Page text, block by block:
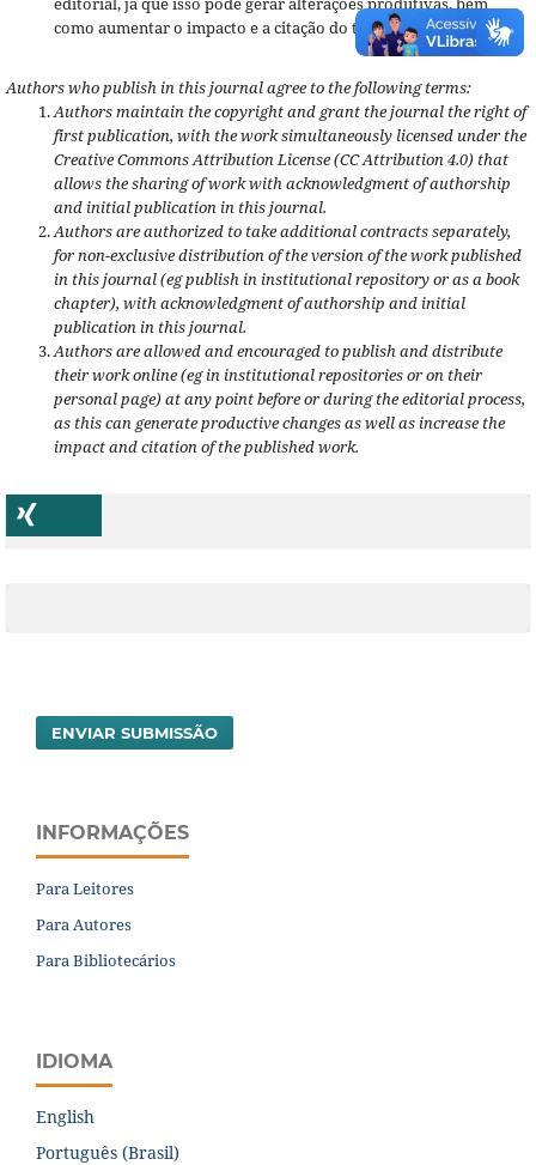
como aumentar o impacto e a citação do trabalho publicado.
Authors who publish in this journal agree to the following terms:
Authors maintain the copyright and grant the journal the right of
first publication, with the work simultaneously licensed under the
Creative Commons Attribution License (CC Attribution 4.0) that
allows the sharing of work with acknowledgment of authorship
and initial publication in this journal.
Authors are authorized to take additional contracts separately,
for non-exclusive distribution of the version of the work published
in this journal (eg publish in institutional repository or as a book
chapter), with acknowledgment of authorship and initial
publication in this journal.
Authors are allowed and encouraged to publish and distribute
their work online (eg in institutional repositories or on their
personal page) at any point before or during the editorial process,
as this can generate productive changes as well as increase the
impact and citation of the published work.
ENVIAR SUBMISSÃO
INFORMAÇÕES
Para Leitores
Para Autores
Para Bibliotecários
IDIOMA
English
Português (Brasil)